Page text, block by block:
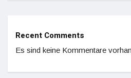
Recent Comments
Es sind keine Kommentare